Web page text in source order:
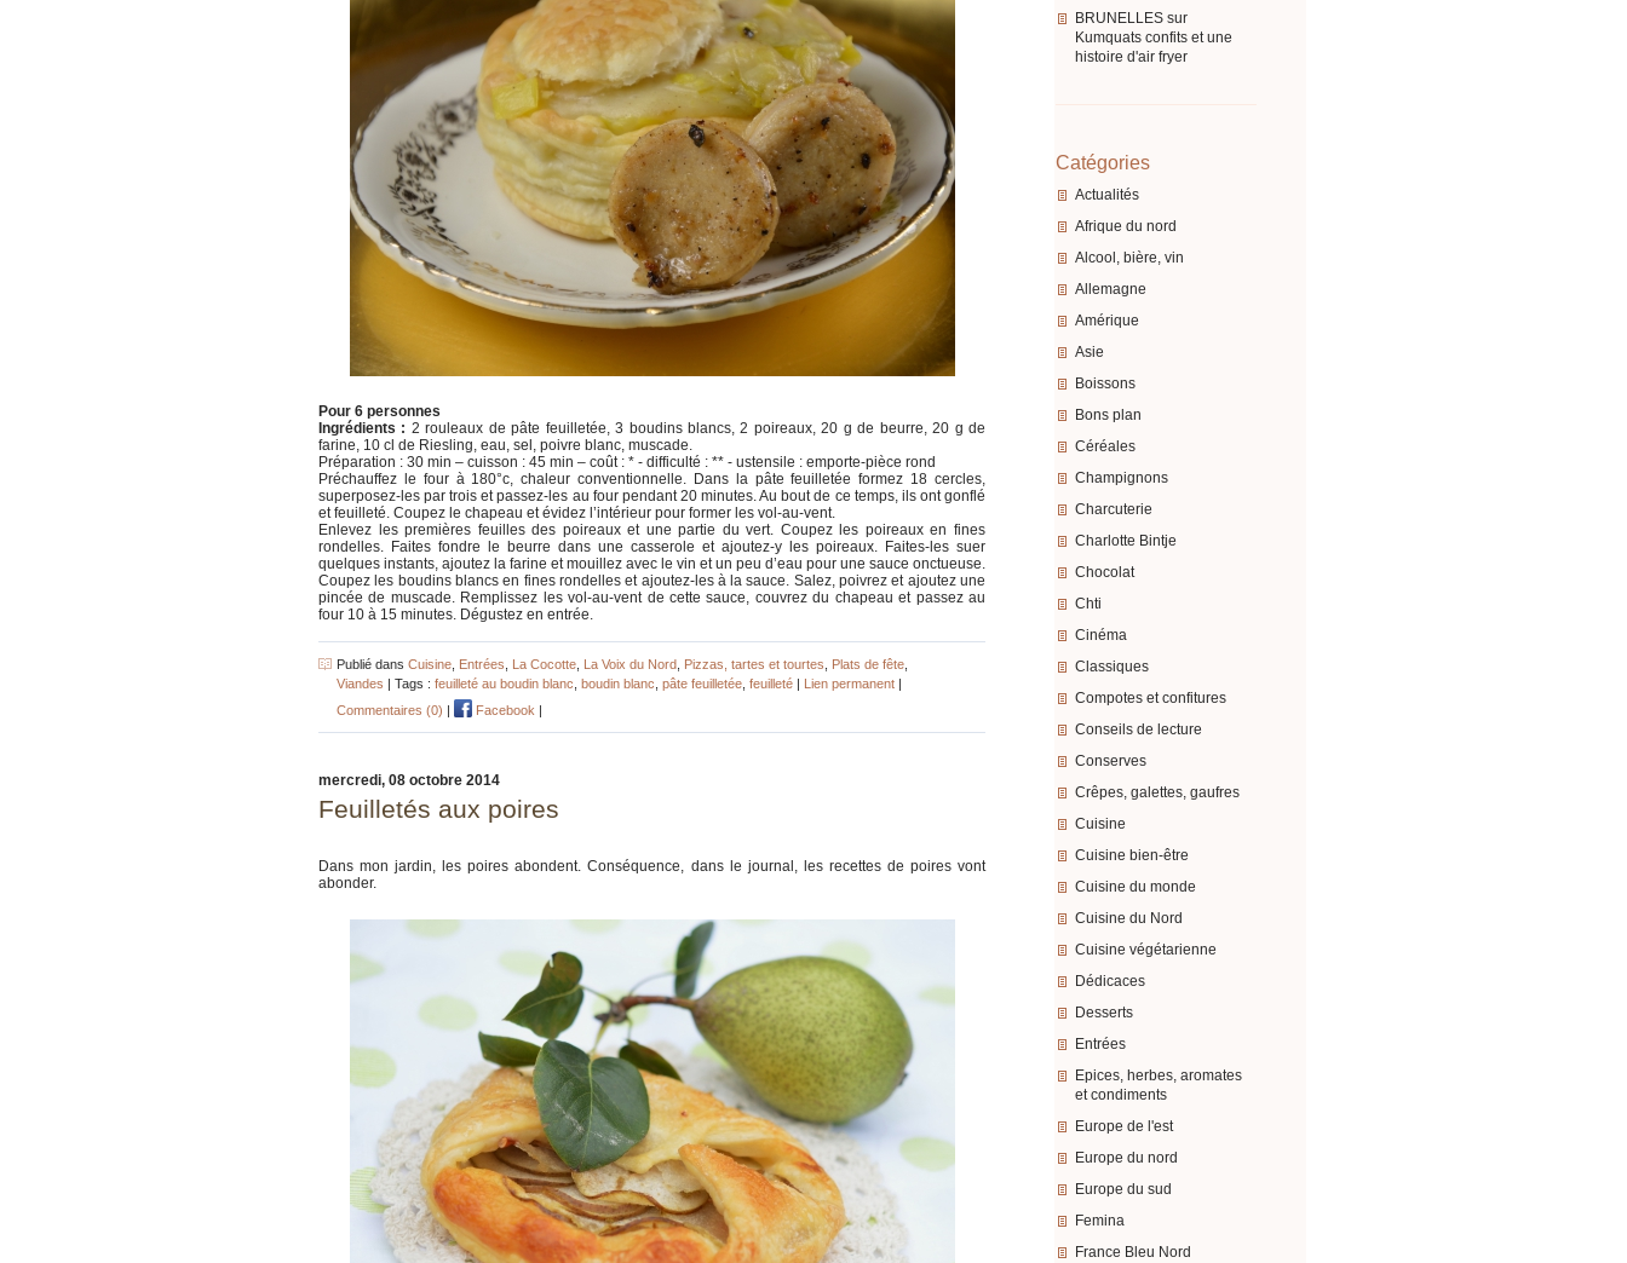
BRUNELLES sur
Kumquats confits et une
histoire d'air fryer
Catégories
Actualités
Afrique du nord
Alcool, bière, vin
Allemagne
Amérique
Asie
Boissons
Bons plan
Céréales
Champignons
Charcuterie
Charlotte Bintje
Chocolat
Chti
Cinéma
Classiques
Compotes et confitures
Conseils de lecture
Conserves
Crêpes, galettes, gaufres
Cuisine
Cuisine bien-être
Cuisine du monde
Cuisine du Nord
Cuisine végétarienne
Dédicaces
Desserts
Entrées
Epices, herbes, aromates
et condiments
Europe de l'est
Europe du nord
Europe du sud
Femina
France Bleu Nord
Pour 6 personnes
Ingrédients : 2 rouleaux de pâte feuilletée, 3 boudins blancs, 2 poireaux, 20 g de beurre, 20 g de
farine, 10 cl de Riesling, eau, sel, poivre blanc, muscade.
Préparation : 30 min – cuisson : 45 min – coût : * - difficulté : ** - ustensile : emporte-pièce rond
Préchauffez le four à 180°c, chaleur conventionnelle. Dans la pâte feuilletée formez 18 cercles,
superposez-les par trois et passez-les au four pendant 20 minutes. Au bout de ce temps, ils ont gonflé
et feuilleté. Coupez le chapeau et évidez l’intérieur pour former les vol-au-vent.
Enlevez les premières feuilles des poireaux et une partie du vert. Coupez les poireaux en fines
rondelles. Faites fondre le beurre dans une casserole et ajoutez-y les poireaux. Faites-les suer
quelques instants, ajoutez la farine et mouillez avec le vin et un peu d’eau pour une sauce onctueuse.
Coupez les boudins blancs en fines rondelles et ajoutez-les à la sauce. Salez, poivrez et ajoutez une
pincée de muscade. Remplissez les vol-au-vent de cette sauce, couvrez du chapeau et passez au
four 10 à 15 minutes. Dégustez en entrée.
Publié dans Cuisine Entrées La Cocotte La Voix du Nord Pizzas, tartes et tourtes Plats de fête
Viandes | Tags : feuilleté au boudin blanc boudin blanc pâte feuilletée feuilleté Lien permanent
Commentaires (0)
Facebook
mercredi, 08 octobre 2014
Feuilletés aux poires
Dans mon jardin, les poires abondent. Conséquence, dans le journal, les recettes de poires vont
abonder.